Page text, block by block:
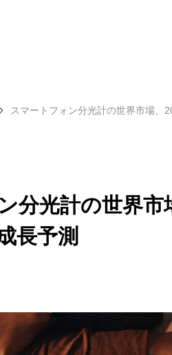
スマートフォン分光計の世界市場、
分光計の世界
長予測